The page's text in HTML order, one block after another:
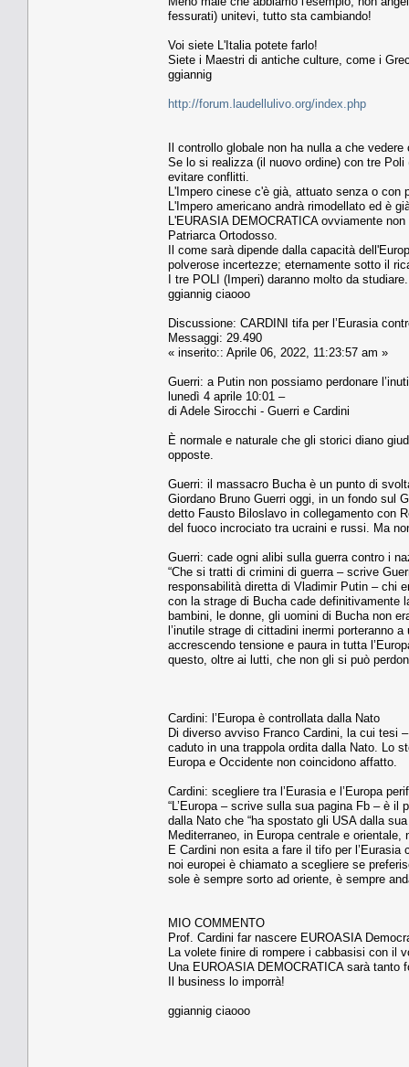
fessurati) unitevi, tutto sta cambiando!
Voi siete L'Italia potete farlo!
Siete i Maestri di antiche culture, come i
ggiannig
http://forum.laudellulivo.org/index.php
Il controllo globale non ha nulla a che
Se lo si realizza (il nuovo ordine) con tre
evitare conflitti.
L'Impero cinese c'è già, attuato senza o
L'Impero americano andrà rimodellato ed è
L'EURASIA DEMOCRATICA ovviamente
Patriarca Ortodosso.
Il come sarà dipende dalla capacità
polverose incertezze; eternamente sotto il
I tre POLI (Imperi) daranno molto da studiare.
ggiannig ciaooo
Discussione: CARDINI tifa per l’Eurasia
Messaggi: 29.490
« inserito:: Aprile 06, 2022, 11:23:57 am »
Guerri: a Putin non possiamo perdonare
lunedì 4 aprile 10:01 –
di Adele Sirocchi - Guerri e Cardini
È normale e naturale che gli storici diano
opposte.
Guerri: il massacro Bucha è un punto di
Giordano Bruno Guerri oggi, in un fondo sul
detto Fausto Biloslavo in collegamento con
del fuoco incrociato tra ucraini e russi. Ma
Guerri: cade ogni alibi sulla guerra contro i
“Che si tratti di crimini di guerra – scrive
responsabilità diretta di Vladimir Putin – chi
con la strage di Bucha cade definitivamente
bambini, le donne, gli uomini di Bucha non
l’inutile strage di cittadini inermi porteranno
accrescendo tensione e paura in tutta
questo, oltre ai lutti, che non gli si può
Cardini: l’Europa è controllata dalla Nato
Di diverso avviso Franco Cardini, la cui tesi
caduto in una trappola ordita dalla Nato. Lo
Europa e Occidente non coincidono affatto.
Cardini: scegliere tra l’Eurasia e l’Europa
“L’Europa – scrive sulla sua pagina Fb – è
dalla Nato che “ha spostato gli USA dalla
Mediterraneo, in Europa centrale e orientale,
E Cardini non esita a fare il tifo per l’Eurasia
noi europei è chiamato a scegliere se
sole è sempre sorto ad oriente, è sempre
MIO COMMENTO
Prof. Cardini far nascere EUROASIA
La volete finire di rompere i cabbasisi con il
Una EUROASIA DEMOCRATICA sarà
Il business lo imporrà!
ggiannig ciaooo